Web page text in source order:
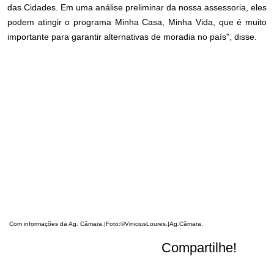
das Cidades. Em uma análise preliminar da nossa assessoria, eles
podem atingir o programa Minha Casa, Minha Vida, que é muito
importante para garantir alternativas de moradia no país", disse.
Com informações da Ag. Câmara.|Foto:©ViniciusLoures.|Ag.Câmara.
Compartilhe!